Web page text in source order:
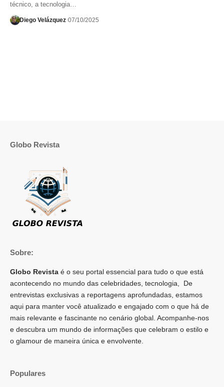
técnico, a tecnologia…
Diego Velázquez 07/10/2025
Globo Revista
Sobre:
Globo Revista é o seu portal essencial para tudo o que está
acontecendo no mundo das celebridades, tecnologia, De
entrevistas exclusivas a reportagens aprofundadas, estamos
aqui para manter você atualizado e engajado com o que há de
mais relevante e fascinante no cenário global. Acompanhe-nos
e descubra um mundo de informações que celebram o estilo e
o glamour de maneira única e envolvente.
Populares